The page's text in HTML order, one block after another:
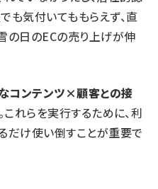
も気付いてももらえず、直
の日のECの売り上げが伸
なコンテンツ×顧客との接
これらを実行するために、利
だけ使い倒すことが重要で